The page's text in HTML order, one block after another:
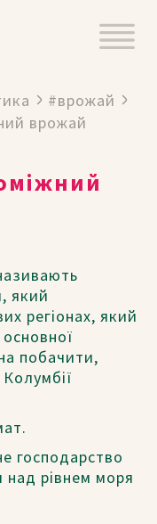
#врожай
врожай
який
регіонах, який
побачити,
господарство
над рівнем моря